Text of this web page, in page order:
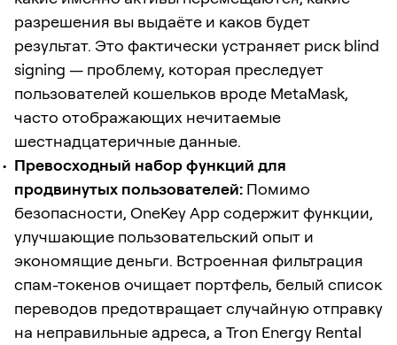
разрешения вы выдаёте и каков будет
результат. Это фактически устраняет риск blind
signing — проблему, которая преследует
пользователей кошельков вроде MetaMask,
часто отображающих нечитаемые
шестнадцатеричные данные.
Превосходный набор функций для
продвинутых пользователей: Помимо
безопасности, OneKey App содержит функции,
улучшающие пользовательский опыт и
экономящие деньги. Встроенная фильтрация
спам-токенов очищает портфель, белый список
переводов предотвращает случайную отправку
на неправильные адреса, а Tron Energy Rental